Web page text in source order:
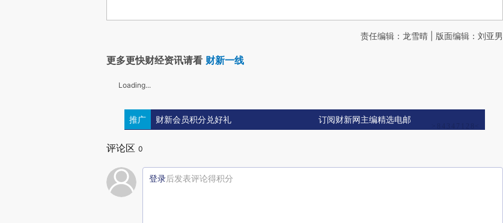
责任编辑：龙雪晴 | 版面编辑：刘亚男
更多更快财经资讯请看 财新一线
Loading...
推广 财新会员积分兑好礼 订阅财新网主编精选电邮
评论区 0
登录后发表评论得积分